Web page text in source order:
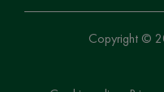
Copyright ©